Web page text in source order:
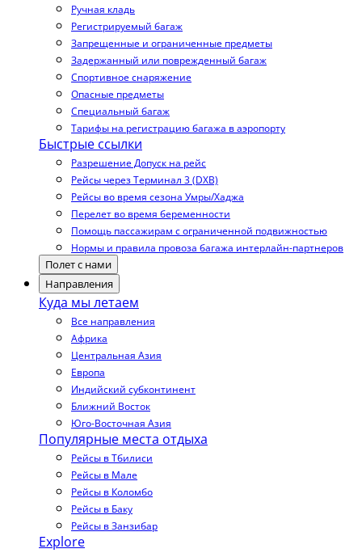
Ручная кладь
Регистрируемый багаж
Запрещенные и ограниченные предметы
Задержанный или поврежденный багаж
Спортивное снаряжение
Опасные предметы
Специальный багаж
Тарифы на регистрацию багажа в аэропорту
Быстрые ссылки
Разрешение Допуск на рейс
Рейсы через Терминал 3 (DXB)
Рейсы во время сезона Умры/Хаджа
Перелет во время беременности
Помощь пассажирам с ограниченной подвижностью
Нормы и правила провоза багажа интерлайн-партнеров
Полет с нами
Направления
Куда мы летаем
Все направления
Африка
Центральная Азия
Европа
Индийский субконтинент
Ближний Восток
Юго-Восточная Азия
Популярные места отдыха
Рейсы в Тбилиси
Рейсы в Мале
Рейсы в Коломбо
Рейсы в Баку
Рейсы в Занзибар
Explore